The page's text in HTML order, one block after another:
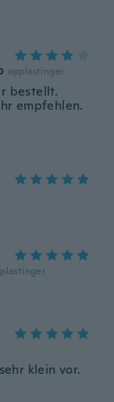
opplastinger
bestellt.
empfehlen.
klein vor.